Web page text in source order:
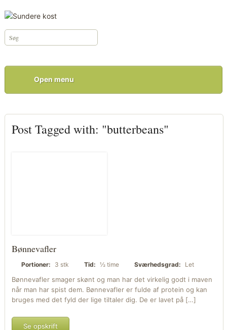
Open menu
Post Tagged with: "butterbeans"
Bønnevafler
Portioner: 3 stk Tid: ½ time Sværhedsgrad: Let
Bønnevafler smager skønt og man har det virkelig godt i maven
når man har spist dem. Bønnevafler er fulde af protein og kan
bruges med det fyld der lige tiltaler dig. De er lavet på […]
Se opskrift